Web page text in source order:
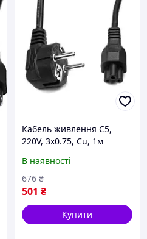
Кабель живлення C5,
220V, 3x0.75, Cu, 1м
В наявності
501 ₴
676 ₴
Купити